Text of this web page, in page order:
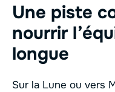
Une piste
nourrir
longue
Sur la Lune ou vers